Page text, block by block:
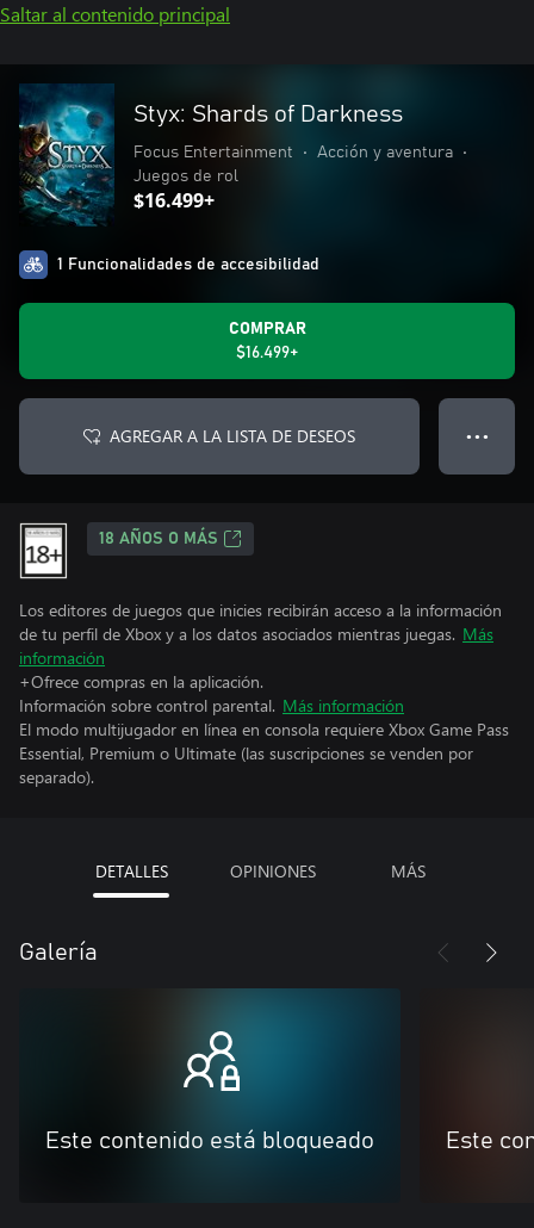
Saltar al contenido principal
Styx: Shards of Darkness
Focus Entertainment • Acción y aventura
•
Juegos de rol
$16.499+
1 Funcionalidades de accesibilidad
COMPRAR
$16.499+
AGREGAR A LA LISTA DE DESEOS ● ● ●
18 AÑOS O MÁS
Los editores de juegos que inicies recibirán acceso a la información
de tu perfil de Xbox y a los datos asociados mientras juegas. Más
información
+Ofrece compras en la aplicación.
Información sobre control parental. Más información
El modo multijugador en línea en consola requiere Xbox Game Pass
Essential, Premium o Ultimate (las suscripciones se venden por
separado).
DETALLES OPINIONES MÁS
Galería
Este contenido está bloqueado Este